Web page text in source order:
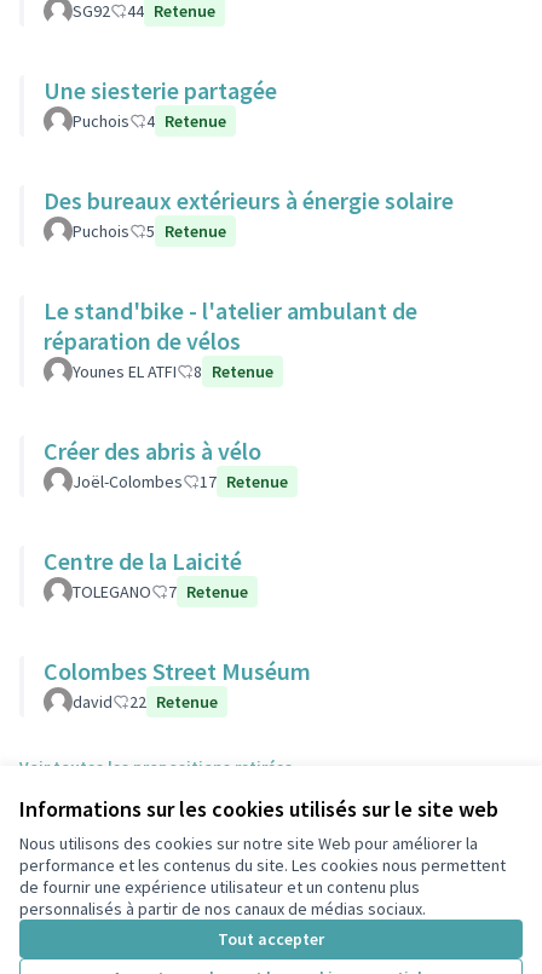
Informations sur les cookies utilisés sur le site web
Nous utilisons des cookies sur notre site Web pour améliorer la
performance et les contenus du site. Les cookies nous permettent
de fournir une expérience utilisateur et un contenu plus
personnalisés à partir de nos canaux de médias sociaux.
Tout accepter
SG92 44 Retenue
Une siesterie partagée
Puchois 4 Retenue
Des bureaux extérieurs à énergie solaire
Puchois 5 Retenue
Le stand'bike - l'atelier ambulant de
réparation de vélos
Younes EL ATFI 8 Retenue
Créer des abris à vélo
Joël-Colombes 17 Retenue
Centre de la Laicité
TOLEGANO 7 Retenue
Colombes Street Muséum
david 22 Retenue
Voir toutes les propositions retirées
Conditions d'utilisation
Paramètres des cookies
participons.colombes.fr sur Facebook
(Lien externe)